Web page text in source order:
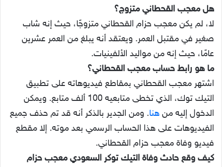
هل معجب القحطاني متزوج؟
لا، لم يكن معجب حزام القحطاني متزوجًا، حيث إنه شاب
صغير في مقتبل العمر. ويعتقد أنه يبلغ من العمر عشرين
عامًا، حيث إنه من مواليد الألفينيات.
ما هو رابط حساب معجب القحطاني؟
اشتهر معجب القحطاني بمقاطع فيديوهاته على تطبيق
التيك توك، الذي تخطى متابعيه 100 ألف متابع. ويمكن
الدخول إليه من هنا. ومن الجدير بالذكر أنه قد تم حذف جميع
الفيديوهات على هذا الحساب الرسمي بعد موته. إلا مقطع
فيديو وفاة معجب حزام القحطاني.
كيف وقع حادث وفاة التيك توكر السعودي معجب حزام